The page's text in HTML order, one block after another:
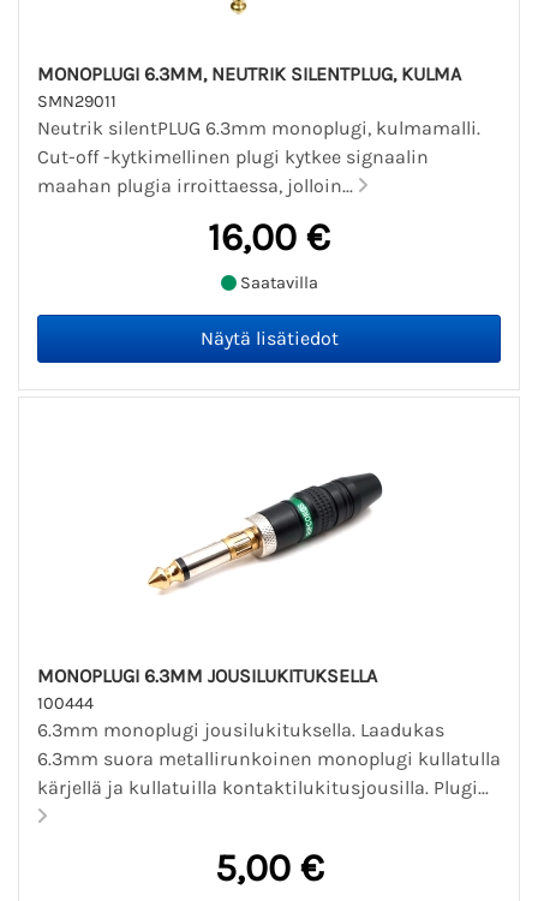
MONOPLUGI 6.3MM, NEUTRIK SILENTPLUG, KULMA
SMN29011
Neutrik silentPLUG 6.3mm monoplugi, kulmamalli.
Cut-off -kytkimellinen plugi kytkee signaalin
maahan plugia irroittaessa, jolloin...
16,00 €
Saatavilla
MONOPLUGI 6.3MM JOUSILUKITUKSELLA
100444
6.3mm monoplugi jousilukituksella. Laadukas
6.3mm suora metallirunkoinen monoplugi kullatulla
kärjellä ja kullatuilla kontaktilukitusjousilla. Plugi...
5,00 €